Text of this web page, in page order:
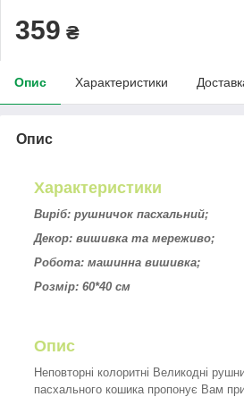
359 ₴
Опис Характеристики
Опис
Характеристики
Виріб: рушничок пасхальний;
Декор: вишивка та мереживо;
Робота: машинна вишивка;
Розмір: 60*40 см
Опис
Неповторні колоритні Великодні
пасхального кошика пропонує Вам